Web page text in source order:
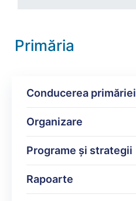
Primăria
Conducerea primăriei
Organizare
Programe şi strategii
Rapoarte